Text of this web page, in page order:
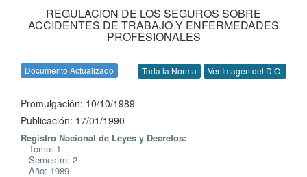
REGULACION DE LOS SEGUROS SOBRE
ACCIDENTES DE TRABAJO Y ENFERMEDADES
PROFESIONALES
Documento Actualizado Toda la Norma Ver Imagen del D.O.
Promulgación: 10/10/1989
Publicación: 17/01/1990
Registro Nacional de Leyes y Decretos:
Tomo: 1
Semestre: 2
Año: 1989